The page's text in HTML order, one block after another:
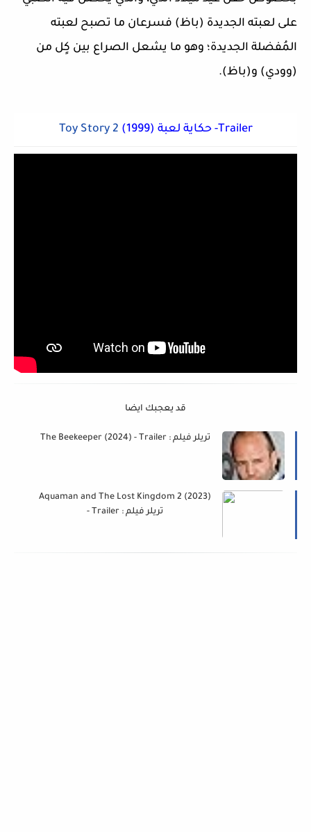
على لعبته الجديدة (باظ) فسرعان ما تصبح لعبته
المُفضلة الجديدة؛ وهو ما يشعل الصراع بين كٍل من
(وودي) و(باظ).
Toy Story 2 (1999) حكاية لعبة -Trailer
قد يعجبك ايضا
The Beekeeper (2024) - Trailer : تريلر فيلم
Aquaman and The Lost Kingdom 2 (2023)
- Trailer : تريلر فيلم